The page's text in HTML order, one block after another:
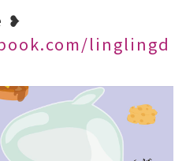
❥
linglingd